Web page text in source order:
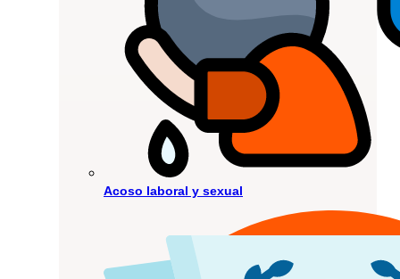
Acoso laboral y sexual